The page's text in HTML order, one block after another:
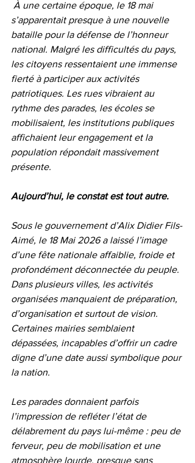
s’apparentait presque à une nouvelle
bataille pour la défense de l’honneur
national. Malgré les difficultés du pays,
les citoyens ressentaient une immense
fierté à participer aux activités
patriotiques. Les rues vibraient au
rythme des parades, les écoles se
mobilisaient, les institutions publiques
affichaient leur engagement et la
population répondait massivement
présente.
Aujourd’hui, le constat est tout autre.
Sous le gouvernement d’Alix Didier Fils-
Aimé, le 18 Mai 2026 a laissé l’image
d’une fête nationale affaiblie, froide et
profondément déconnectée du peuple.
Dans plusieurs villes, les activités
organisées manquaient de préparation,
d’organisation et surtout de vision.
Certaines mairies semblaient
dépassées, incapables d’offrir un cadre
digne d’une date aussi symbolique pour
la nation.
Les parades donnaient parfois
l’impression de refléter l’état de
délabrement du pays lui-même : peu de
ferveur, peu de mobilisation et une
atmosphère lourde, presque sans